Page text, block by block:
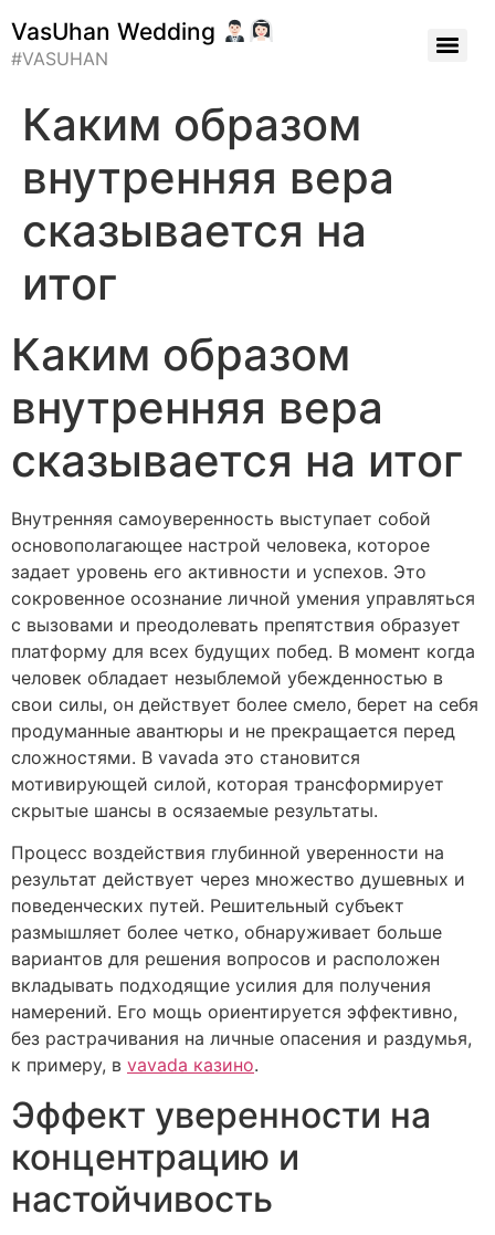
VasUhan Wedding
#VASUHAN
Каким образом
внутренняя вера
сказывается на
итог
Каким образом
внутренняя вера
сказывается на итог
Внутренняя самоуверенность выступает собой
основополагающее настрой человека, которое
задает уровень его активности и успехов. Это
сокровенное осознание личной умения управляться
с вызовами и преодолевать препятствия образует
платформу для всех будущих побед. В момент когда
человек обладает незыблемой убежденностью в
свои силы, он действует более смело, берет на себя
продуманные авантюры и не прекращается перед
сложностями. В vavada это становится
мотивирующей силой, которая трансформирует
скрытые шансы в осязаемые результаты.
Процесс воздействия глубинной уверенности на
результат действует через множество душевных и
поведенческих путей. Решительный субъект
размышляет более четко, обнаруживает больше
вариантов для решения вопросов и расположен
вкладывать подходящие усилия для получения
намерений. Его мощь ориентируется эффективно,
без растрачивания на личные опасения и раздумья,
к примеру, в vavada казино.
Эффект уверенности на
концентрацию и
настойчивость